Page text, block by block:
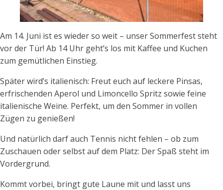
Am 14. Juni ist es wieder so weit – unser Sommerfest steht
vor der Tür! Ab 14 Uhr geht’s los mit Kaffee und Kuchen
zum gemütlichen Einstieg.
Später wird’s italienisch: Freut euch auf leckere Pinsas,
erfrischenden Aperol und Limoncello Spritz sowie feine
italienische Weine. Perfekt, um den Sommer in vollen
Zügen zu genießen!
Und natürlich darf auch Tennis nicht fehlen – ob zum
Zuschauen oder selbst auf dem Platz: Der Spaß steht im
Vordergrund.
Kommt vorbei, bringt gute Laune mit und lasst uns